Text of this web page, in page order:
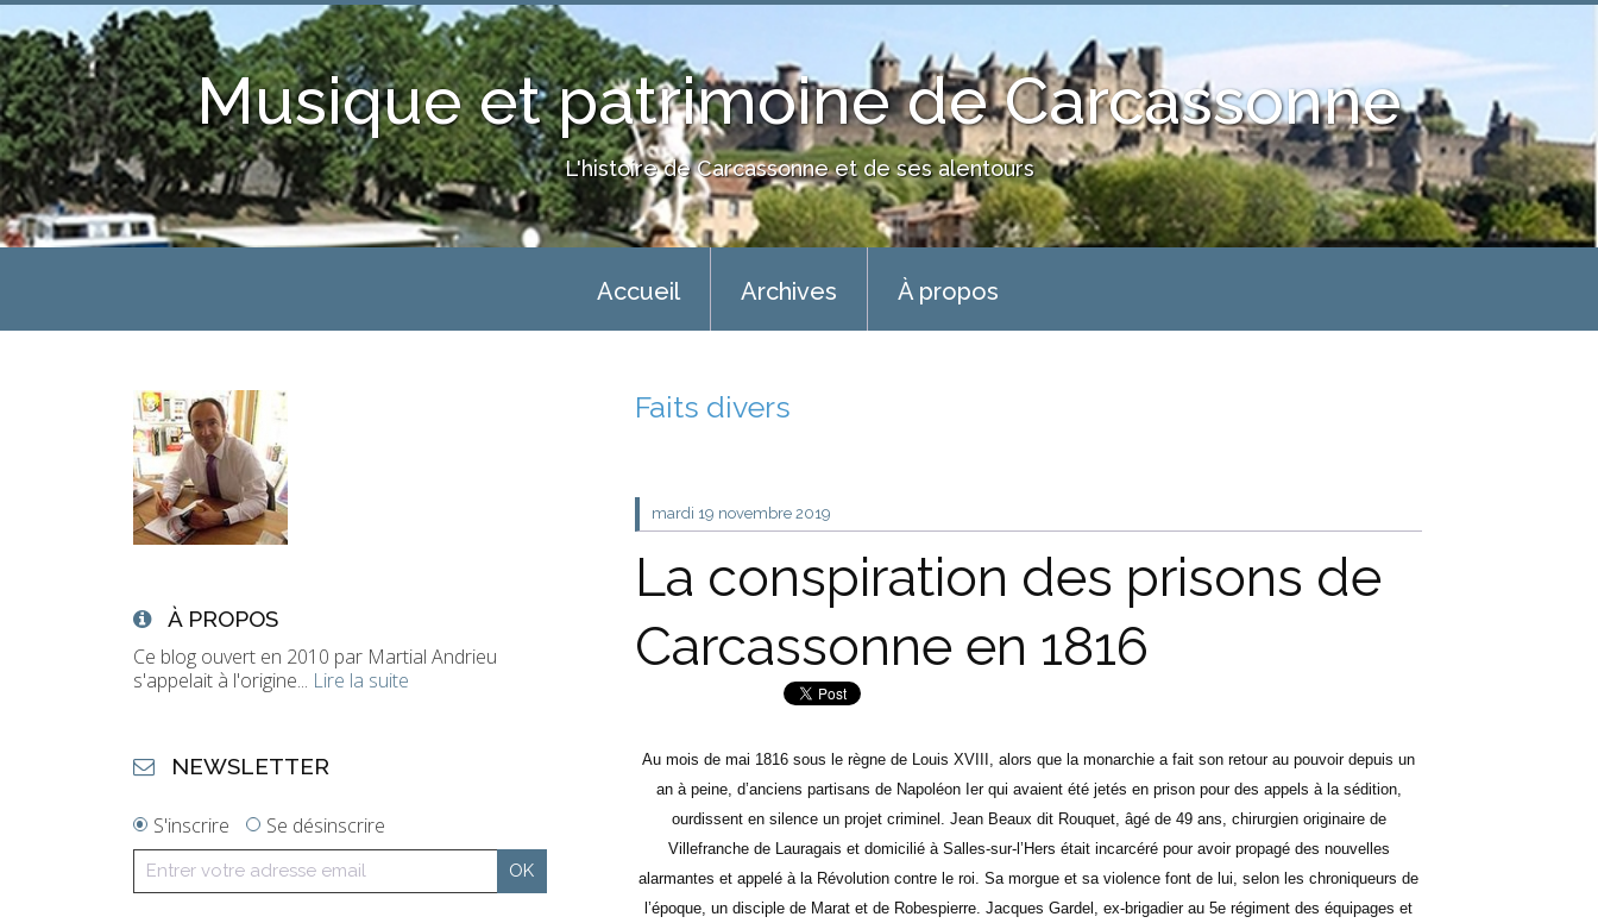
Musique et patrimoine de Carcassonne
L'histoire de Carcassonne et de ses alentours
Accueil Archives À propos
À PROPOS
Ce blog ouvert en 2010 par Martial Andrieu
s'appelait à l'origine... Lire la suite
NEWSLETTER
S'inscrire Se désinscrire
Faits divers
mardi 19 novembre 2019
La conspiration des prisons de
Carcassonne en 1816
Au mois de mai 1816 sous le règne de Louis XVIII, alors que la monarchie a fait son retour au pouvoir depuis un
an à peine, d’anciens partisans de Napoléon Ier qui avaient été jetés en prison pour des appels à la sédition,
ourdissent en silence un projet criminel. Jean Beaux dit Rouquet, âgé de 49 ans, chirurgien originaire de
Villefranche de Lauragais et domicilié à Salles-sur-l’Hers était incarcéré pour avoir propagé des nouvelles
alarmantes et appelé à la Révolution contre le roi. Sa morgue et sa violence font de lui, selon les chroniqueurs de
l’époque, un disciple de Marat et de Robespierre. Jacques Gardel, ex-brigadier au 5e régiment des équipages et